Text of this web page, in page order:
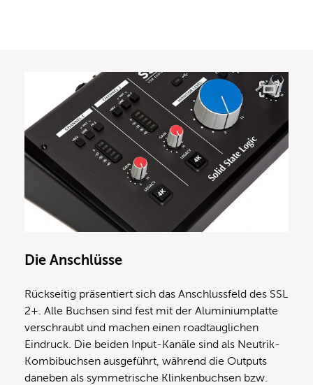
Die Anschlüsse
Rückseitig präsentiert sich das Anschlussfeld des SSL
2+. Alle Buchsen sind fest mit der Aluminiumplatte
verschraubt und machen einen roadtauglichen
Eindruck. Die beiden Input-Kanäle sind als Neutrik-
Kombibuchsen ausgeführt, während die Outputs
daneben als symmetrische Klinkenbuchsen bzw.